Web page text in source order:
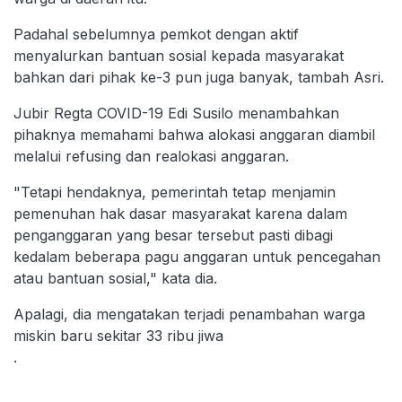
Padahal sebelumnya pemkot dengan aktif
menyalurkan bantuan sosial kepada masyarakat
bahkan dari pihak ke-3 pun juga banyak, tambah Asri.
Jubir Regta COVID-19 Edi Susilo menambahkan
pihaknya memahami bahwa alokasi anggaran diambil
melalui refusing dan realokasi anggaran.
"Tetapi hendaknya, pemerintah tetap menjamin
pemenuhan hak dasar masyarakat karena dalam
penganggaran yang besar tersebut pasti dibagi
kedalam beberapa pagu anggaran untuk pencegahan
atau bantuan sosial," kata dia.
Apalagi, dia mengatakan terjadi penambahan warga
miskin baru sekitar 33 ribu jiwa
.